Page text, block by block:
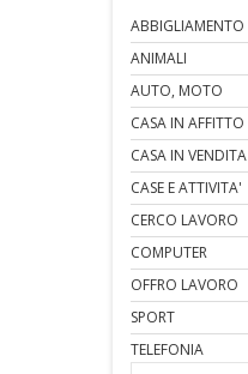
ABBIGLIAMENTO
ANIMALI
AUTO, MOTO
CASA IN AFFITTO
CASA IN VENDITA
CASE E ATTIVITA'
CERCO LAVORO
COMPUTER
OFFRO LAVORO
SPORT
TELEFONIA